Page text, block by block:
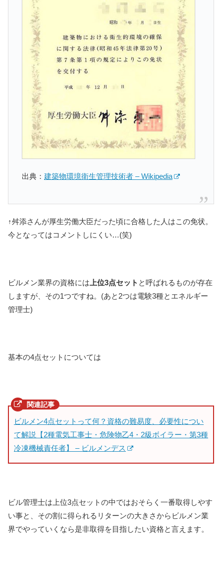
出典： 建築物環境衛生管理技術者 – Wikipedia
↑舛添さんが厚生労働大臣だった頃に合格した人はこの免状。
今となってはコメントしにくい…(笑)
ビルメン業界の資格には上位3点セット と呼ばれるものが存在
しますが、その1つですね。(あと2つは電験3種とエネルギー
管理士)
基本の4点セットについては
ビルメン4点セットって何？資格の難易度、必要性につい
て解説【2種電気工事士・危険物乙4・2級ボイラー・第3種
冷凍機械責任者】 – ビルメンデス
ビル管理士は上位3点セットの中ではおそらく一番取得しやす
い事と、その割に得られるリターンの大きさからビルメン業
界でやっていくなら是非取得を目指したい資格と言えます。